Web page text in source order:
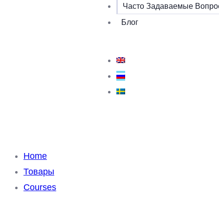
Часто Задаваемые
Блог
Home
Товары
Courses